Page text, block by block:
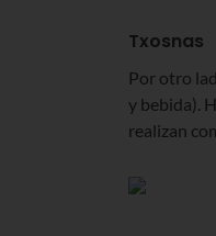
Txosnas
Por otro
y bebida).
realizan